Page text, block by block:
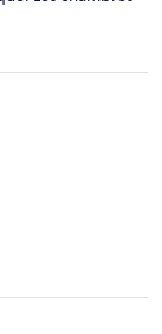
trouver une
Je
à 7h du matin
pas fait le
on est un fidèle
de ses